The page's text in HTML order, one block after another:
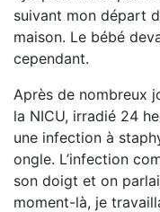
suivant mon départ
maison. Le bébé
cependant.
Après de nombreux
la NICU, irradié 24
une infection à
ongle. L’infection
son doigt et on
moment-là, je